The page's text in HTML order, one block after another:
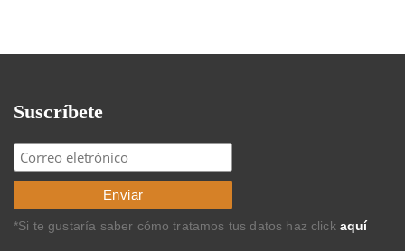
Suscríbete
*Si te gustaría saber cómo tratamos tus datos haz click aquí